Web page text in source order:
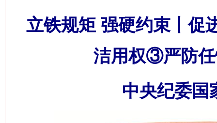
立铁规矩 强硬约束丨促
洁用权③严防
中央纪委国